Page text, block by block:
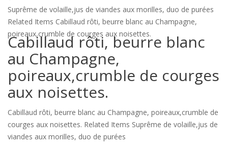
Suprême de volaille,jus de viandes aux morilles, duo de purées
Related Items Cabillaud rôti, beurre blanc au Champagne,
poireaux,crumble de courges aux noisettes.
Cabillaud rôti, beurre blanc
au Champagne,
poireaux,crumble de courges
aux noisettes.
Cabillaud rôti, beurre blanc au Champagne, poireaux,crumble de
courges aux noisettes. Related Items Suprême de volaille,jus de
viandes aux morilles, duo de purées